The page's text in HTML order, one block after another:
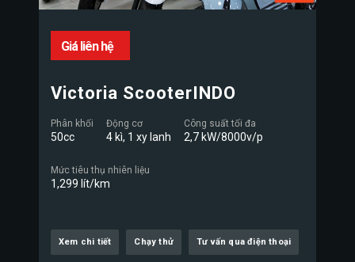
Giá liên hệ
Victoria ScooterINDO
Phân khối
50cc
Động cơ
4 kì, 1 xy lanh
Công suất tối đa
2,7 kW/8000v/p
Mức tiêu thụ nhiên liệu
1,299 lít/km
Xem chi tiết Chạy thử Tư vấn qua điện thoại